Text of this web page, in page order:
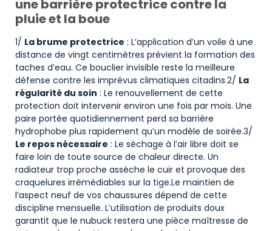
une barrière protectrice contre la
pluie et la boue
1/ La brume protectrice : L’application d’un voile à une
distance de vingt centimètres prévient la formation des
taches d’eau. Ce bouclier invisible reste la meilleure
défense contre les imprévus climatiques citadins.2/ La
régularité du soin : Le renouvellement de cette
protection doit intervenir environ une fois par mois. Une
paire portée quotidiennement perd sa barrière
hydrophobe plus rapidement qu’un modèle de soirée.3/
Le repos nécessaire : Le séchage à l’air libre doit se
faire loin de toute source de chaleur directe. Un
radiateur trop proche assèche le cuir et provoque des
craquelures irrémédiables sur la tige.Le maintien de
l’aspect neuf de vos chaussures dépend de cette
discipline mensuelle. L’utilisation de produits doux
garantit que le nubuck restera une pièce maîtresse de